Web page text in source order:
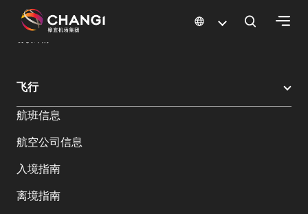
所
樟
宜
网
站:
选
樟宜机场 樟宜机场餐饮与购物
餐饮指南：餐厅和美食 | 樟宜机场
飞行
航班信息
航空公司信息
入境指南
离境指南